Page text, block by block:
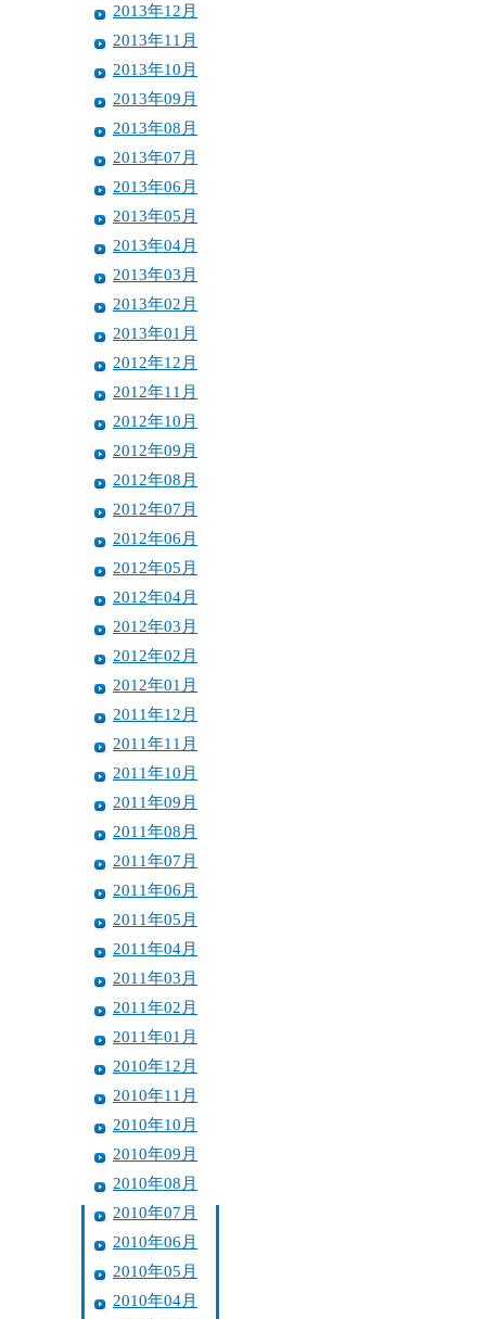
2013年12月
2013年11月
2013年10月
2013年09月
2013年08月
2013年07月
2013年06月
2013年05月
2013年04月
2013年03月
2013年02月
2013年01月
2012年12月
2012年11月
2012年10月
2012年09月
2012年08月
2012年07月
2012年06月
2012年05月
2012年04月
2012年03月
2012年02月
2012年01月
2011年12月
2011年11月
2011年10月
2011年09月
2011年08月
2011年07月
2011年06月
2011年05月
2011年04月
2011年03月
2011年02月
2011年01月
2010年12月
2010年11月
2010年10月
2010年09月
2010年08月
2010年07月
2010年06月
2010年05月
2010年04月